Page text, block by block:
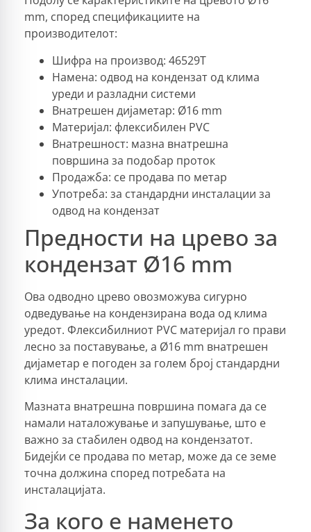
mm, според спецификациите на
производителот:
Шифра на производ: 46529T
Намена: одвод на кондензат од клима
уреди и разладни системи
Внатрешен дијаметар: Ø16 mm
Материјал: флексибилен PVC
Внатрешност: мазна внатрешна
површина за подобар проток
Продажба: се продава по метар
Употреба: за стандардни инсталации за
одвод на кондензат
Предности на црево за
кондензат Ø16 mm
Ова одводно црево овозможува сигурно
одведување на кондензирана вода од клима
уредот. Флексибилниот PVC материјал го прави
лесно за поставување, а Ø16 mm внатрешен
дијаметар е погоден за голем број стандардни
клима инсталации.
Мазната внатрешна површина помага да се
намали наталожување и запушување, што е
важно за стабилен одвод на кондензатот.
Бидејќи се продава по метар, може да се земе
точна должина според потребата на
инсталацијата.
За кого е наменето